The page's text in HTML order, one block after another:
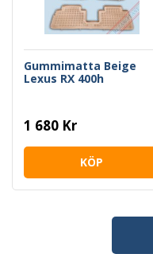
Gummimatta Beige
Lexus RX 400h
1 680 Kr
KÖP